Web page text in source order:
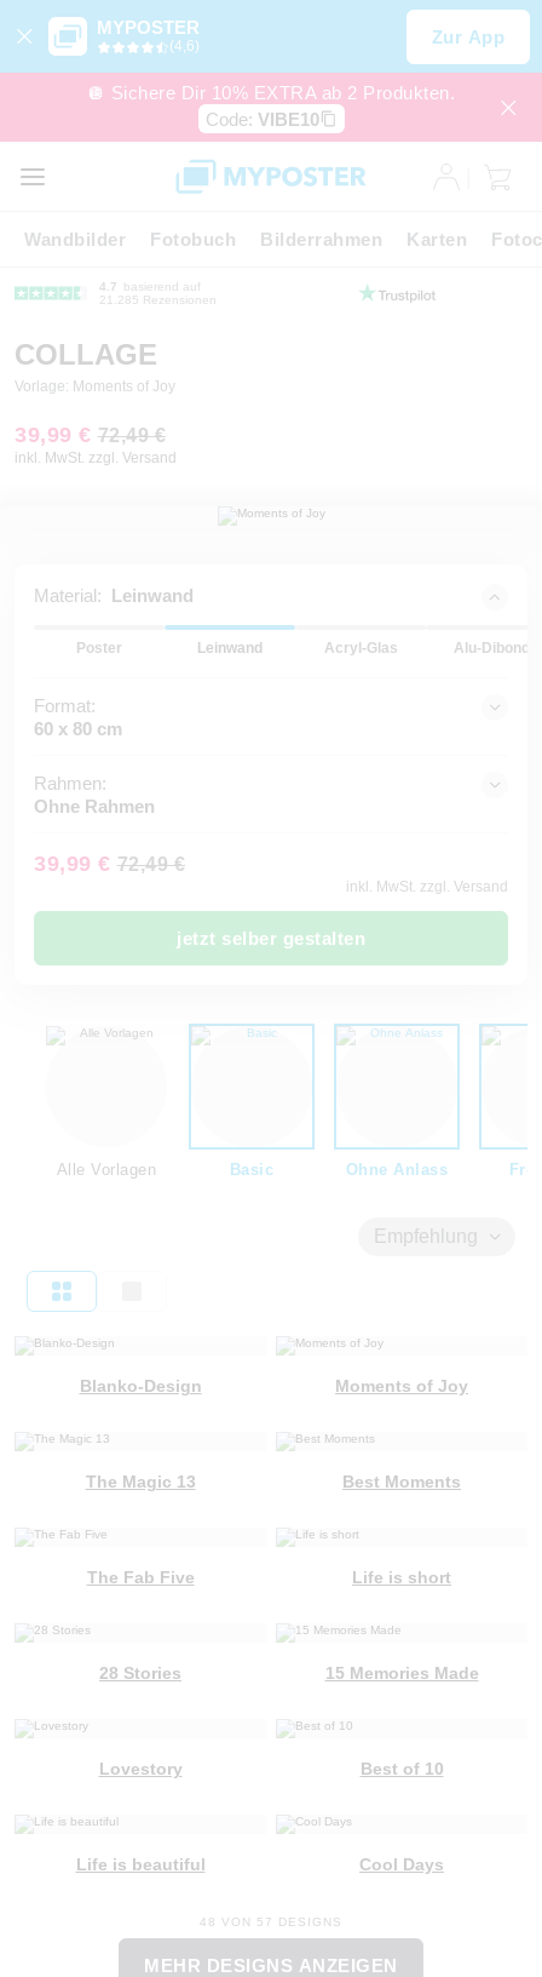
MYPOSTER
(4,6) Zur App
🪩 Sichere Dir 10% EXTRA ab 2 Produkten.
Code: VIBE10
Wandbilder Fotobuch Bilderrahmen Karten
4.7
basierend auf
21.285 Rezensionen
COLLAGE
Vorlage: Moments of Joy
39,99 € 72,49 €
inkl. MwSt. zzgl. Versand
Material: Leinwand
Poster Leinwand Acryl-Glas Alu-Dibond
Format:
60 x 80 cm
Rahmen:
Ohne Rahmen
39,99 € 72,49 €
inkl. MwSt. zzgl. Versand
jetzt selber gestalten
Alle Vorlagen Basic Ohne Anlass
Empfehlung
Blanko-Design Moments of Joy
The Magic 13 Best Moments
The Fab Five Life is short
28 Stories 15 Memories Made
Lovestory Best of 10
Life is beautiful Cool Days
48 VON 57 DESIGNS
MEHR DESIGNS ANZEIGEN